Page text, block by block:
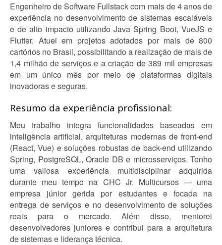
Engenheiro de Software Fullstack com mais de 4 anos de
experiência no desenvolvimento de sistemas escaláveis
e de alto impacto utilizando Java Spring Boot, VueJS e
Flutter. Atuei em projetos adotados por mais de 800
cartórios no Brasil, possibilitando a realização de mais de
1,4 milhão de serviços e a criação de 389 mil empresas
em um único mês por meio de plataformas digitais
inovadoras e seguras.
Resumo da experiência profissional:
Meu trabalho integra funcionalidades baseadas em
inteligência artificial, arquiteturas modernas de front-end
(React, Vue) e soluções robustas de back-end utilizando
Spring, PostgreSQL, Oracle DB e microsserviços. Tenho
uma valiosa experiência multidisciplinar adquirida
durante meu tempo na CHC Jr. Multicursos — uma
empresa júnior gerida por estudantes e focada na
entrega de serviços e no desenvolvimento de soluções
reais para o mercado. Além disso, mentorei
desenvolvedores juniores e contribui para a arquitetura
de sistemas e liderança técnica.